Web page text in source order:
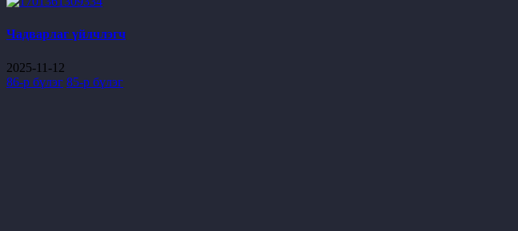
Чадварлаг үйлчлэгч
2025-11-12
86-р бүлэг 85-р бүлэг